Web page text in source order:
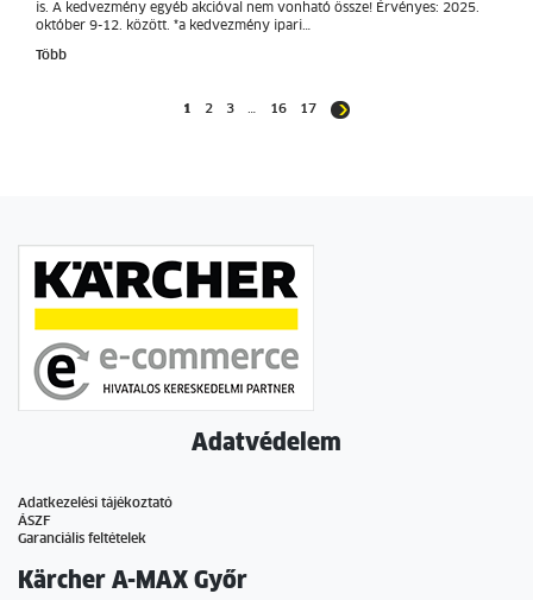
is. A kedvezmény egyéb akcióval nem vonható össze! Érvényes: 2025.
október 9-12. között. *a kedvezmény ipari…
Több
1 2 3 16 17
Adatvédelem
Adatkezelési tájékoztató
ÁSZF
Garanciális feltételek
Kärcher A-MAX Győr